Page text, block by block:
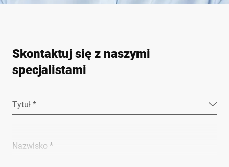
Skontaktuj się z naszymi
specjalistami
Tytuł *
Nazwisko *